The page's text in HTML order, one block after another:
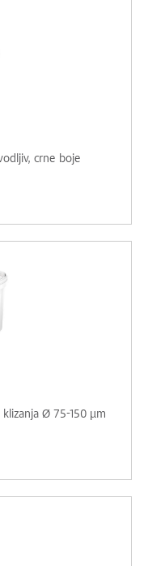
crne boje
Ø 75-150 µm